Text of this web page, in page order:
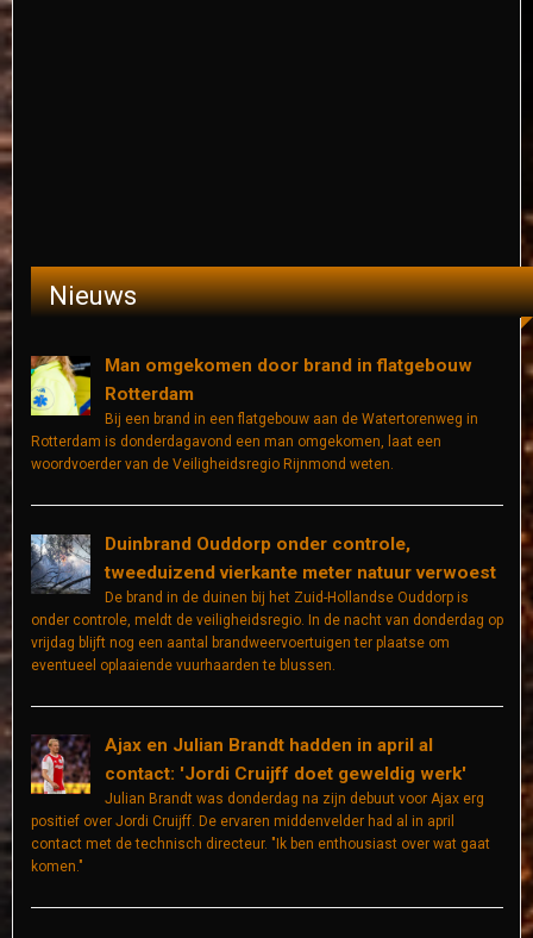
Nieuws
Man omgekomen door brand in flatgebouw
Rotterdam
Bij een brand in een flatgebouw aan de Watertorenweg in
Rotterdam is donderdagavond een man omgekomen, laat een
woordvoerder van de Veiligheidsregio Rijnmond weten.
Duinbrand Ouddorp onder controle,
tweeduizend vierkante meter natuur verwoest
De brand in de duinen bij het Zuid-Hollandse Ouddorp is
onder controle, meldt de veiligheidsregio. In de nacht van donderdag op
vrijdag blijft nog een aantal brandweervoertuigen ter plaatse om
eventueel oplaaiende vuurhaarden te blussen.
Ajax en Julian Brandt hadden in april al
contact: 'Jordi Cruijff doet geweldig werk'
Julian Brandt was donderdag na zijn debuut voor Ajax erg
positief over Jordi Cruijff. De ervaren middenvelder had al in april
contact met de technisch directeur. "Ik ben enthousiast over wat gaat
komen."